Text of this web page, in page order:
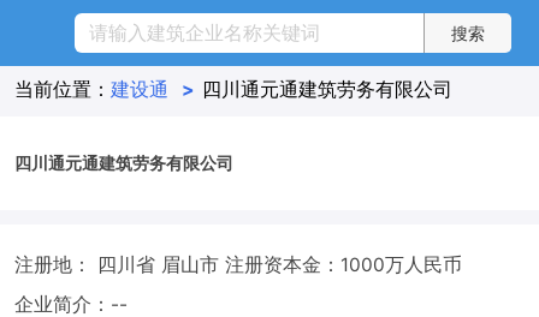
当前位置： 建设通 > 四川通元通建筑劳务有限公司
四川通元通建筑劳务有限公司
注册地： 四川省 眉山市 注册资本金：1000万人民币
企业简介：--